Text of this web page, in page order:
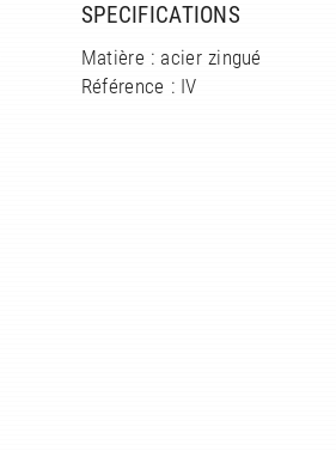
SPECIFICATIONS
Matière : acier zingué
Référence : IV